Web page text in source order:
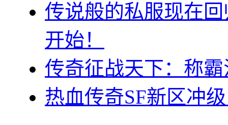
传说般的私服现在
开始！
传奇征战天下：称
热血传奇SF新区冲